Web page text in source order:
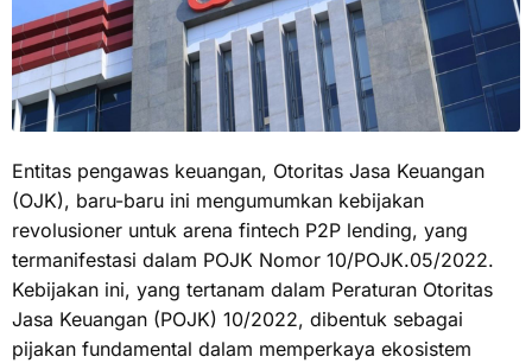
Entitas pengawas keuangan, Otoritas Jasa Keuangan
(OJK), baru-baru ini mengumumkan kebijakan
revolusioner untuk arena fintech P2P lending, yang
termanifestasi dalam POJK Nomor 10/POJK.05/2022.
Kebijakan ini, yang tertanam dalam Peraturan Otoritas
Jasa Keuangan (POJK) 10/2022, dibentuk sebagai
pijakan fundamental dalam memperkaya ekosistem